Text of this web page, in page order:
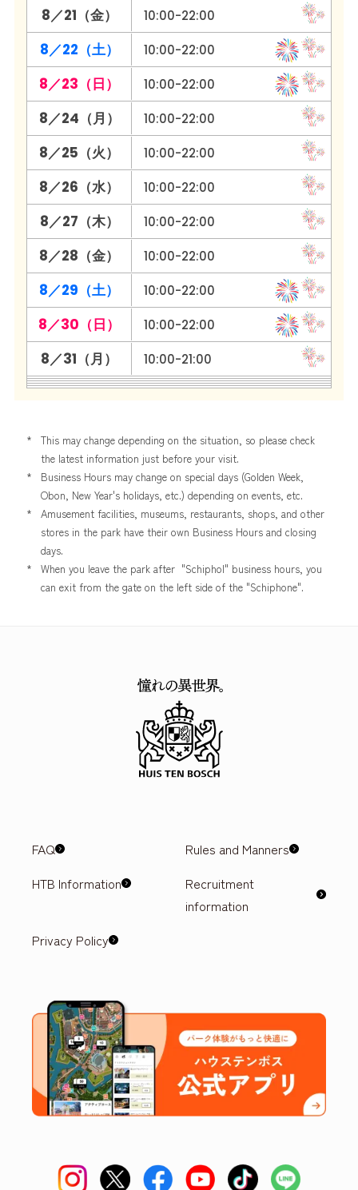
8／21（金） 10:00-22:00
8／22（土） 10:00-22:00
8／23（日） 10:00-22:00
8／24（月） 10:00-22:00
8／25（火） 10:00-22:00
8／26（水） 10:00-22:00
8／27（木） 10:00-22:00
8／28（金） 10:00-22:00
8／29（土） 10:00-22:00
8／30（日） 10:00-22:00
8／31（月） 10:00-21:00
*
This may change depending on the situation, so please check
the latest information just before your visit.
*
Business Hours may change on special days (Golden Week,
Obon, New Year's holidays, etc.) depending on events, etc.
*
Amusement facilities, museums, restaurants, shops, and other
stores in the park have their own Business Hours and closing
days.
*
When you leave the park after "Schiphol" business hours, you
can exit from the gate on the left side of the "Schiphone".
FAQ
Rules and Manners
HTB Information
Recruitment
information
Privacy Policy